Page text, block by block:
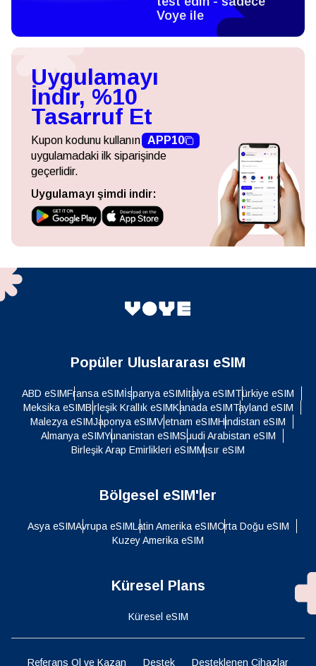
Voye ile
Uygulamayı
İndir, %10
Tasarruf Et
Kupon kodunu kullanın APP10
uygulamadaki ilk siparişinde
geçerlidir.
Uygulamayı şimdi indir:
Popüler Uluslararası eSIM
ABD eSIMFransa eSIMİspanya eSIMİtalya eSIMTürkiye eSIM
Meksika eSIMBirleşik Krallık eSIMKanada eSIMTayland eSIM
Malezya eSIMJaponya eSIMVietnam eSIMHindistan eSIM
Almanya eSIMYunanistan eSIMSuudi Arabistan eSIM
Birleşik Arap Emirlikleri eSIMMısır eSIM
Bölgesel eSIM'ler
Asya eSIMAvrupa eSIMLatin Amerika eSIMOrta Doğu eSIM
Kuzey Amerika eSIM
Küresel Plans
Küresel eSIM
Referans Ol ve Kazan Destek Desteklenen Cihazlar